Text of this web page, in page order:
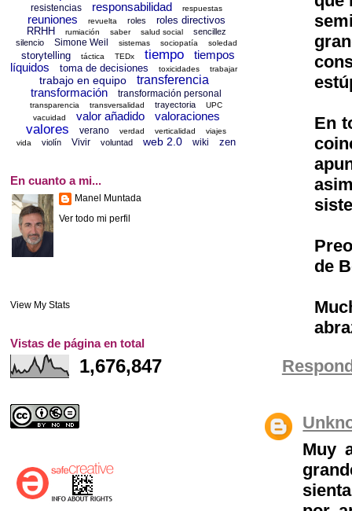
En
de
Muy
resistencias responsabilidad respuestas
reuniones revuelta roles
roles directivos
RRHH
rumiación saber salud social
sencillez
silencio
Simone Weil sistemas sociopatía soledad
storytelling táctica TEDx tiempo
tiempos
líquidos
toma de decisiones toxicidades trabajar
trabajo en equipo
transferencia
transformación
transformación personal
transparencia transversalidad trayectoria
UPC
vacuidad
valor añadido valoraciones
valores verano verdad verticalidad
viajes
vida
violín Vivir voluntad web 2.0 wiki zen
En cuanto a mi...
Manel Muntada
Ver todo mi perfil
View My Stats
Vistas de página en total
1,676,847